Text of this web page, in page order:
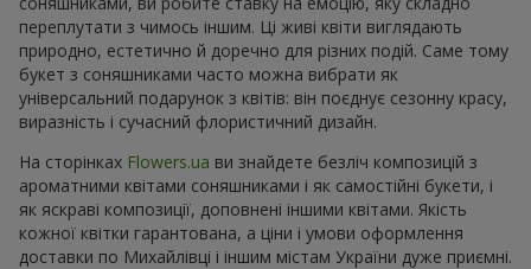
переплутати з чимось іншим. Ці живі квіти виглядають
природно, естетично й доречно для різних подій. Саме тому
букет з соняшниками часто можна вибрати як
універсальний подарунок з квітів: він поєднує сезонну красу,
виразність і сучасний флористичний дизайн.
На сторінках Flowers.ua ви знайдете безліч композицій з
ароматними квітами соняшниками і як самостійні букети, і
як яскраві композиції, доповнені іншими квітами. Якість
кожної квітки гарантована, а ціни і умови оформлення
доставки по Михайлівці і іншим містам України дуже приємні.